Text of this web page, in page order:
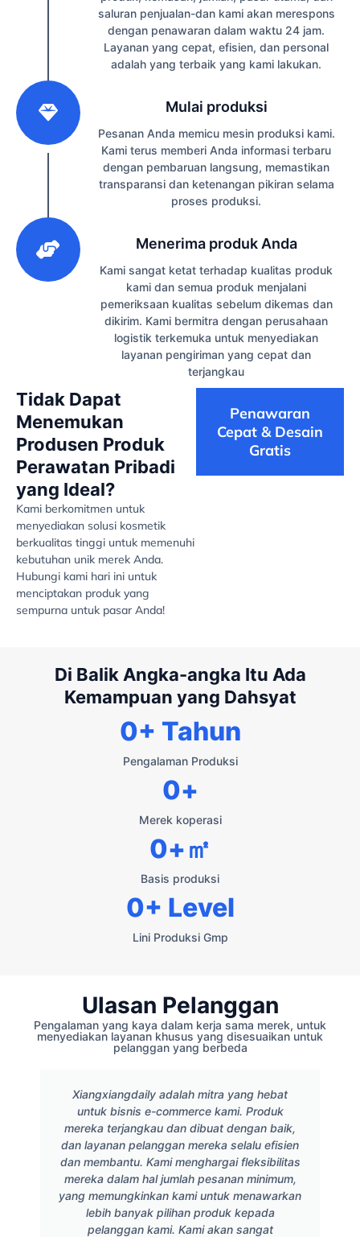
saluran penjualan-dan kami akan merespons
dengan penawaran dalam waktu 24 jam.
Layanan yang cepat, efisien, dan personal
adalah yang terbaik yang kami lakukan.
Mulai produksi
Pesanan Anda memicu mesin produksi kami.
Kami terus memberi Anda informasi terbaru
dengan pembaruan langsung, memastikan
transparansi dan ketenangan pikiran selama
proses produksi.
Menerima produk Anda
Kami sangat ketat terhadap kualitas produk
kami dan semua produk menjalani
pemeriksaan kualitas sebelum dikemas dan
dikirim. Kami bermitra dengan perusahaan
logistik terkemuka untuk menyediakan
layanan pengiriman yang cepat dan
terjangkau
Tidak Dapat
Menemukan
Produsen Produk
Perawatan Pribadi
yang Ideal?
Kami berkomitmen untuk
menyediakan solusi kosmetik
berkualitas tinggi untuk memenuhi
kebutuhan unik merek Anda.
Hubungi kami hari ini untuk
menciptakan produk yang
sempurna untuk pasar Anda!
Penawaran
Cepat & Desain
Gratis
Di Balik Angka-angka Itu Ada
Kemampuan yang Dahsyat
Pengalaman Produksi
0+ Tahun
Merek koperasi
0+
Basis produksi
0+㎡
Lini Produksi Gmp
0+ Level
Ulasan Pelanggan
Pengalaman yang kaya dalam kerja sama merek, untuk
menyediakan layanan khusus yang disesuaikan untuk
pelanggan yang berbeda
Xiangxiangdaily adalah mitra yang hebat
untuk bisnis e-commerce kami. Produk
mereka terjangkau dan dibuat dengan baik,
dan layanan pelanggan mereka selalu efisien
dan membantu. Kami menghargai fleksibilitas
mereka dalam hal jumlah pesanan minimum,
yang memungkinkan kami untuk menawarkan
lebih banyak pilihan produk kepada
pelanggan kami. Kami akan sangat